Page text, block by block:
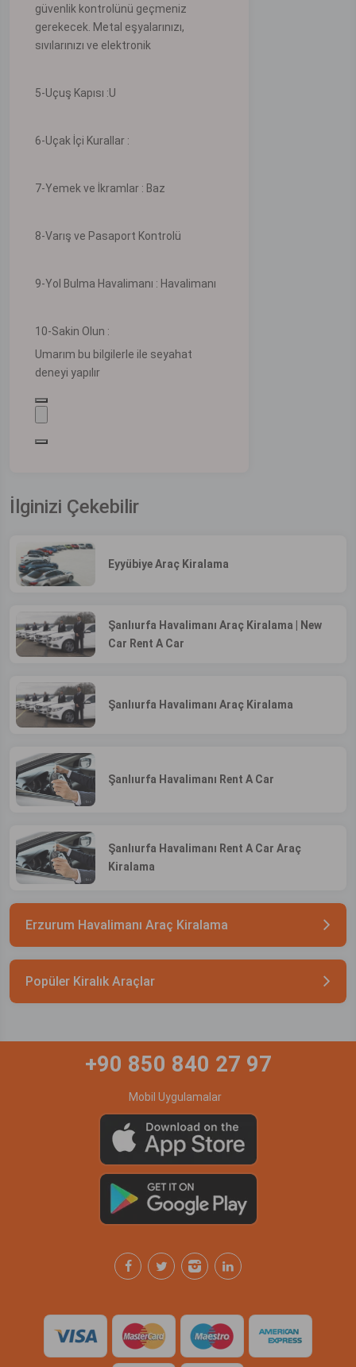
güvenlik kontrolünü geçmeniz
gerekecek. Metal eşyalarınızı,
sıvılarınızı ve elektronik
5-Uçuş Kapısı :U
6-Uçak İçi Kurallar :
7-Yemek ve İkramlar : Baz
8-Varış ve Pasaport Kontrolü
9-Yol Bulma Havalimanı : Havalimanı
10-Sakin Olun :
Umarım bu bilgilerle ile seyahat
deneyi yapılır
İlginizi Çekebilir
Eyyübiye Araç Kiralama
Şanlıurfa Havalimanı Araç Kiralama | New
Car Rent A Car
Şanlıurfa Havalimanı Araç Kiralama
Şanlıurfa Havalimanı Rent A Car
Şanlıurfa Havalimanı Rent A Car Araç
Kiralama
Erzurum Havalimanı Araç Kiralama
Popüler Kiralık Araçlar
+90 850 840 27 97
Mobil Uygulamalar